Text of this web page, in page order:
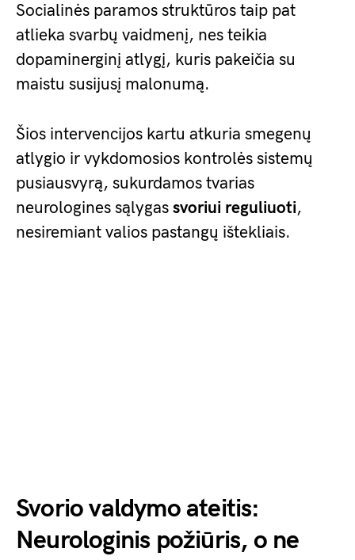
Socialinės paramos struktūros taip pat
atlieka svarbų vaidmenį, nes teikia
dopaminerginį atlygį, kuris pakeičia su
maistu susijusį malonumą.
Šios intervencijos kartu atkuria smegenų
atlygio ir vykdomosios kontrolės sistemų
pusiausvyrą, sukurdamos tvarias
neurologines sąlygas svoriui reguliuoti,
nesiremiant valios pastangų ištekliais.
Svorio valdymo ateitis:
Neurologinis požiūris, o ne